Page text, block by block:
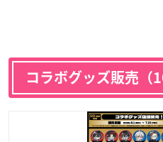
コラボグッズ販売（